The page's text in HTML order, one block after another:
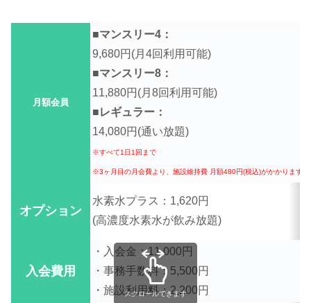
月額会員
■マンス
9,680円 (月4回利用可能)
■マンスリー8：
11,880円(月8回利用可能)
■レギュラー：
14,080円(通い放題)
※すべて1日1回まで
※3ヶ月目の月会費より、施設維持費 月額480円(税込)がかかります
オプション
水素水プラス：1,620円
(高濃度水素水が飲み放題)
入会費用
・入会金：11,000円
・事務手数料：5,500円
・施設利用料：2,200円
スクロールできます